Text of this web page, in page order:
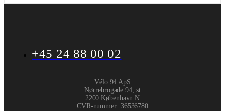
+45 24 88 00 02
Vélo 94 ApS
Nørrebrogade 94, st
2200 København N
CVR-nummer: 36536780